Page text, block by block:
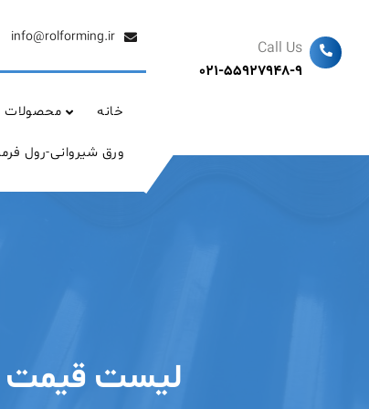
content
info@rolforming.ir
خانه محصولات
ورق شیروانی-رول
Call Us
021-55927948-9
لیست قیمت ورق